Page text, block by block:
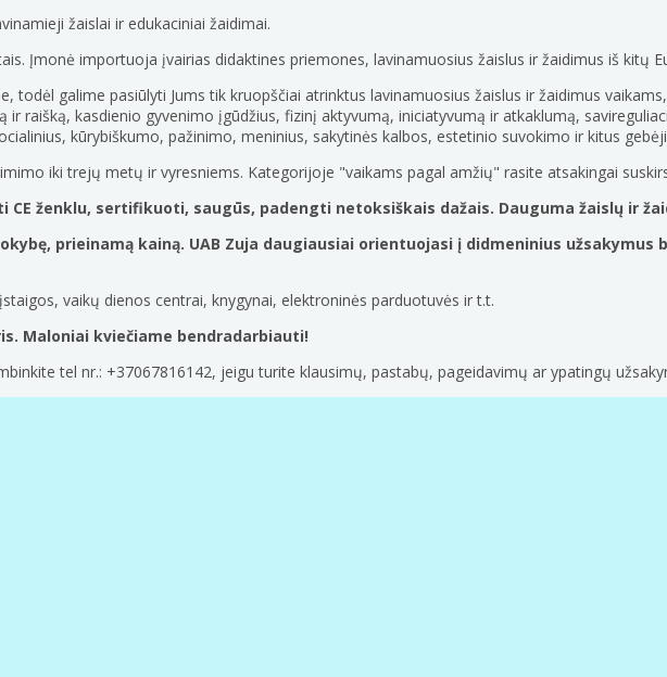
žaislai ir edukaciniai žaidimai.
Įmonė importuoja įvairias didaktines priemones, lavinamuosius žaislus ir žaidimus iš kitų
todėl galime pasiūlyti Jums tik kruopščiai atrinktus lavinamuosius žaislus ir žaidimus
ir raišką, kasdienio gyvenimo įgūdžius, fizinį aktyvumą, iniciatyvumą ir atkaklumą,
kūrybiškumo, pažinimo, meninius, sakytinės kalbos, estetinio suvokimo ir kitus
iki trejų metų ir vyresniems. Kategorijoje "vaikams pagal amžių" rasite atsakingai
CE ženklu, sertifikuoti, saugūs, padengti netoksiškais dažais. Dauguma žaislų ir
prieinamą kainą. UAB Zuja daugiausiai orientuojasi į didmeninius
vaikų dienos centrai, knygynai, elektroninės parduotuvės ir t.t.
Maloniai kviečiame bendradarbiauti!
tel nr.: +37067816142, jeigu turite klausimų, pastabų, pageidavimų ar ypatingų